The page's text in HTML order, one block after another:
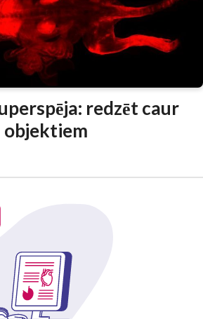
redzēt caur
objektiem